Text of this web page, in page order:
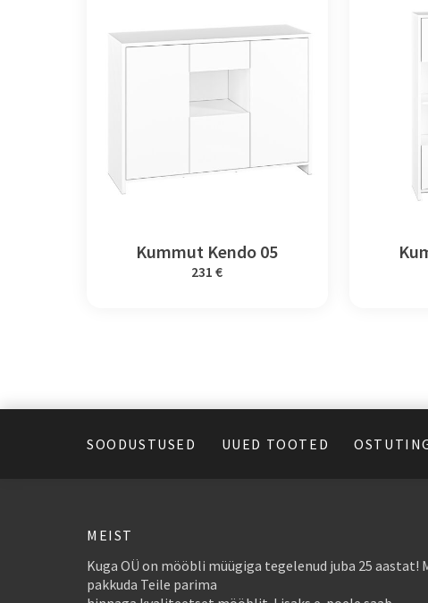
Kummut Kendo 05
231 €
SOODUSTUSED UUED TOOTED
MEIST
Kuga OÜ on mööbli müügiga tegelenud juba 25 aastat!
pakkuda Teile parima